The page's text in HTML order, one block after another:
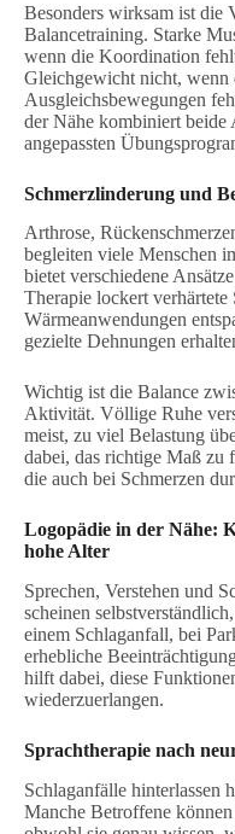
Besonders wirksam ist die
Balancetraining. Starke
wenn die Koordination
Gleichgewicht nicht,
Ausgleichsbewegungen
der Nähe kombiniert
angepassten
Schmerzlinderung und
Arthrose,
begleiten viele Menschen
bietet verschiedene
Therapie lockert verhärtete
Wärmeanwendungen
gezielte Dehnungen
Wichtig ist die Balance
Aktivität. Völlige Ruhe
meist, zu viel Belastung
dabei, das richtige Maß zu
die auch bei Schmerzen
Logopädie in der Nähe:
hohe Alter
Sprechen, Verstehen und
scheinen
einem Schlaganfall, bei
erhebliche
hilft dabei, diese
wiederzuerlangen.
Sprachtherapie nach
Schlaganfälle hinterlassen
Manche Betroffene